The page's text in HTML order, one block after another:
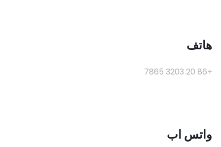
هاتف
+86 20 3203 7865
واتس اب